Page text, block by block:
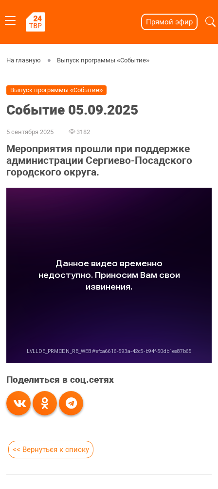
Прямой эфир
На главную Выпуск программы «Событие»
Выпуск программы «Событие»
Событие 05.09.2025
5 сентября 2025 3182
Мероприятия прошли при поддержке
администрации Сергиево-Посадского
городского округа.
Поделиться в соц.сетях
<< Вернуться к списку